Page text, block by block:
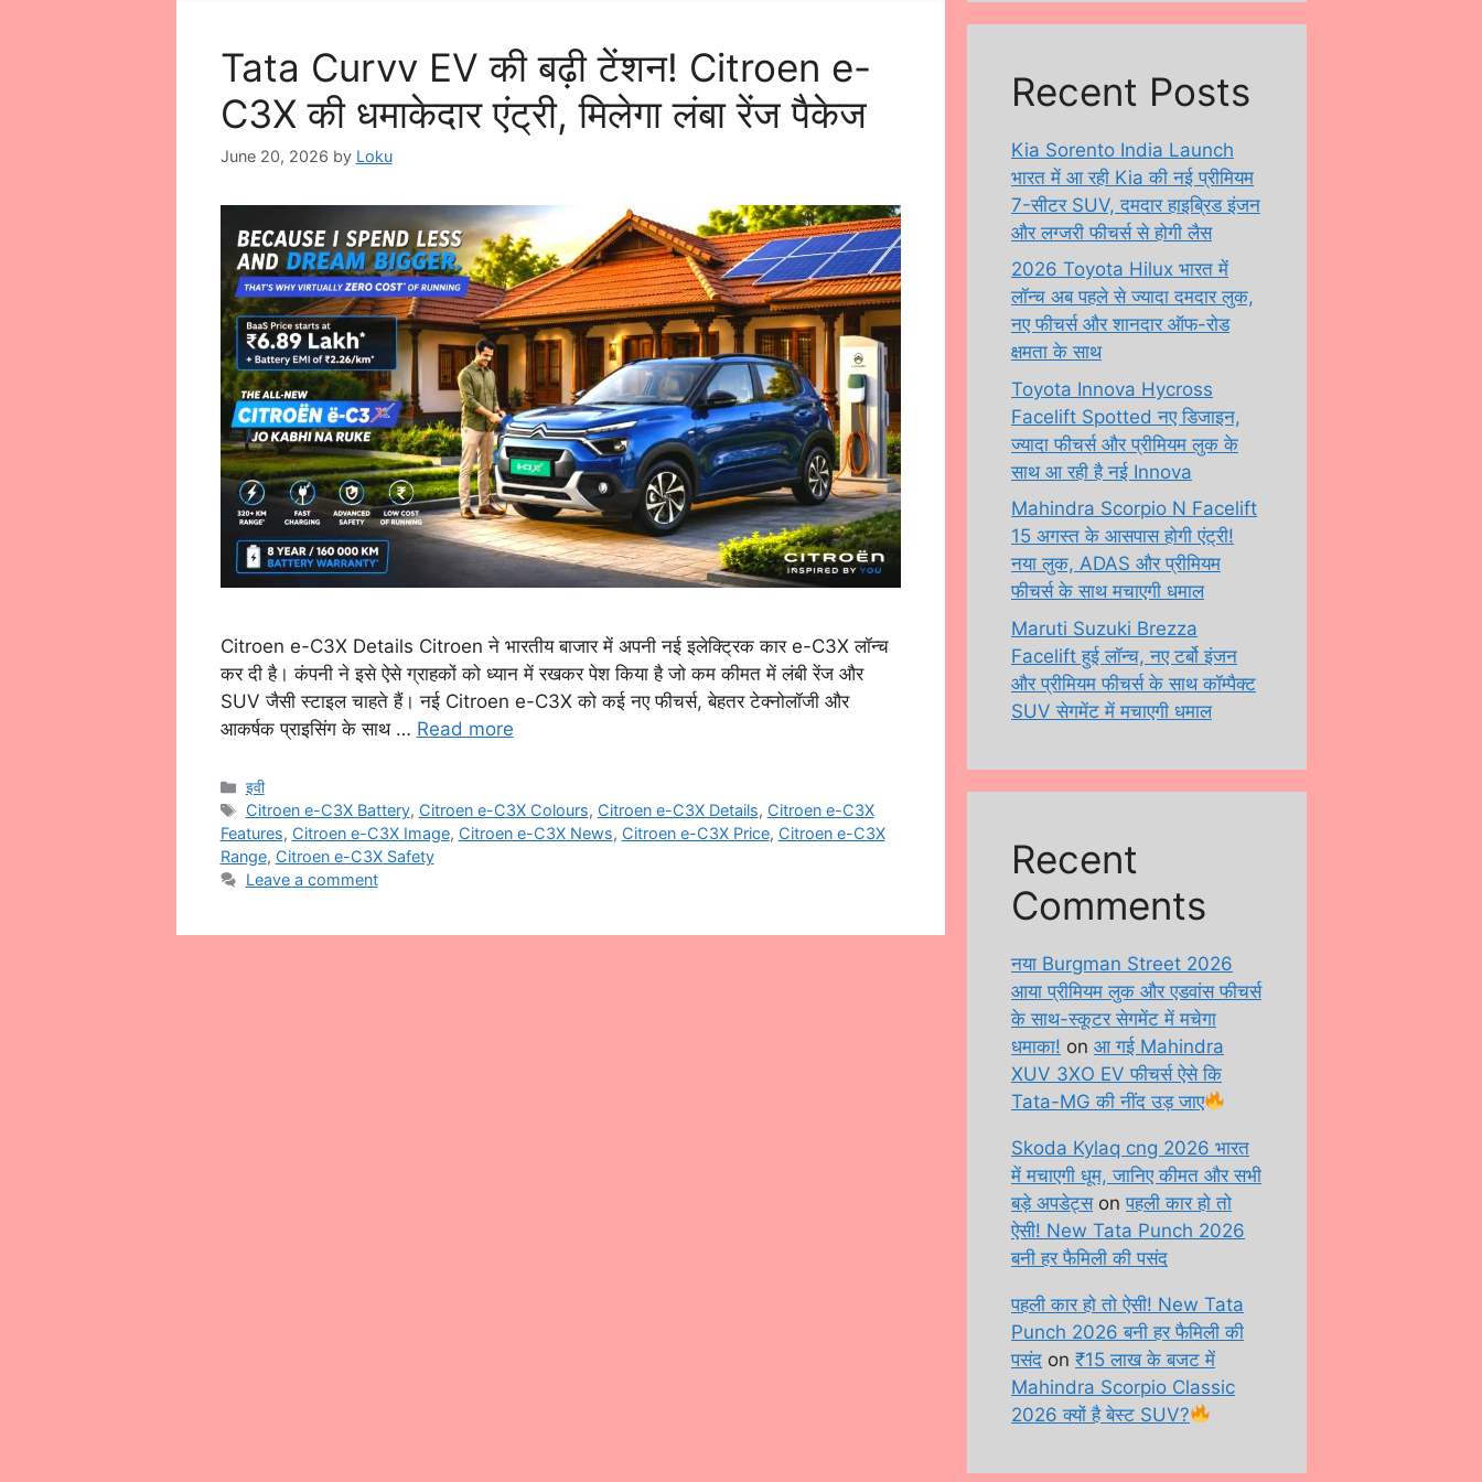
Tata Curvv EV की बढ़ी टेंशन! Citroen e-
C3X की धमाकेदार एंट्री, मिलेगा लंबा रेंज पैकेज
June 20, 2026 by Loku
Citroen e-C3X Details Citroen ने भारतीय बाजार में अपनी नई इलेक्ट्रिक कार e-C3X लॉन्च
कर दी है। कंपनी ने इसे ऐसे ग्राहकों को ध्यान में रखकर पेश किया है जो कम कीमत में लंबी रेंज और
SUV जैसी स्टाइल चाहते हैं। नई Citroen e-C3X को कई नए फीचर्स, बेहतर टेक्नोलॉजी और
आकर्षक प्राइसिंग के साथ … Read more
Categories
इवी
Tags
Citroen e-C3X Battery, Citroen e-C3X Colours, Citroen e-C3X Details, Citroen e-C3X
Features, Citroen e-C3X Image, Citroen e-C3X News, Citroen e-C3X Price, Citroen e-C3X
Range, Citroen e-C3X Safety
Leave a comment
Recent Posts
Kia Sorento India Launch
भारत में आ रही Kia की नई प्रीमियम
7-सीटर SUV, दमदार हाइब्रिड इंजन
और लग्जरी फीचर्स से होगी लैस
2026 Toyota Hilux भारत में
लॉन्च अब पहले से ज्यादा दमदार लुक,
नए फीचर्स और शानदार ऑफ-रोड
क्षमता के साथ
Toyota Innova Hycross
Facelift Spotted नए डिजाइन,
ज्यादा फीचर्स और प्रीमियम लुक के
साथ आ रही है नई Innova
Mahindra Scorpio N Facelift
15 अगस्त के आसपास होगी एंट्री!
नया लुक, ADAS और प्रीमियम
फीचर्स के साथ मचाएगी धमाल
Maruti Suzuki Brezza
Facelift हुई लॉन्च, नए टर्बो इंजन
और प्रीमियम फीचर्स के साथ कॉम्पैक्ट
SUV सेगमेंट में मचाएगी धमाल
Recent
Comments
नया Burgman Street 2026
आया प्रीमियम लुक और एडवांस फीचर्स
के साथ-स्कूटर सेगमेंट में मचेगा
धमाका! on आ गई Mahindra
XUV 3XO EV फीचर्स ऐसे कि
Tata-MG की नींद उड़ जाए
Skoda Kylaq cng 2026 भारत
में मचाएगी धूम, जानिए कीमत और सभी
बड़े अपडेट्सonपहली कार हो तो
ऐसी! New Tata Punch 2026
बनी हर फैमिली की पसंद
पहली कार हो तो ऐसी! New Tata
Punch 2026 बनी हर फैमिली की
पसंद on ₹15 लाख के बजट में
Mahindra Scorpio Classic
2026 क्यों है बेस्ट SUV?